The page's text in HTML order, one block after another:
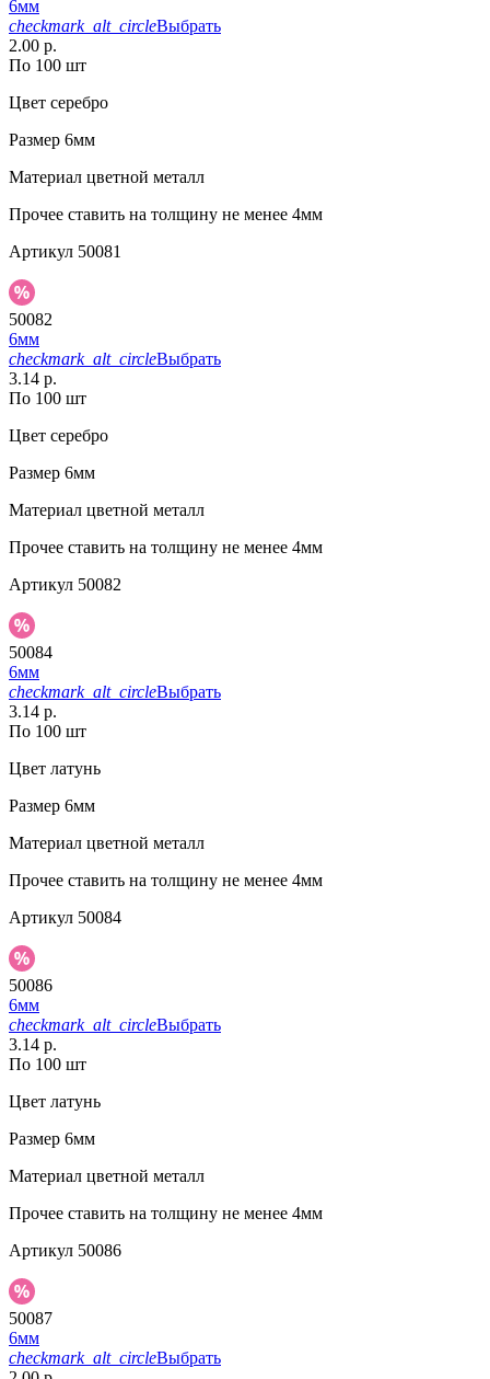
6мм
checkmark_alt_circleВыбрать
2.00 р.
По 100 шт
Цвет серебро
Размер 6мм
Материал цветной металл
Прочее ставить на толщину не менее 4мм
Артикул 50081
50082
6мм
checkmark_alt_circleВыбрать
3.14 р.
По 100 шт
Цвет серебро
Размер 6мм
Материал цветной металл
Прочее ставить на толщину не менее 4мм
Артикул 50082
50084
6мм
checkmark_alt_circleВыбрать
3.14 р.
По 100 шт
Цвет латунь
Размер 6мм
Материал цветной металл
Прочее ставить на толщину не менее 4мм
Артикул 50084
50086
6мм
checkmark_alt_circleВыбрать
3.14 р.
По 100 шт
Цвет латунь
Размер 6мм
Материал цветной металл
Прочее ставить на толщину не менее 4мм
Артикул 50086
50087
6мм
checkmark_alt_circleВыбрать